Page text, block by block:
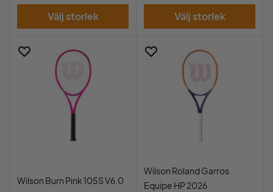
Välj storlek Välj storlek
Wilson Burn Pink 105S V6.0
Wilson Roland Garros
Equipe HP 2026